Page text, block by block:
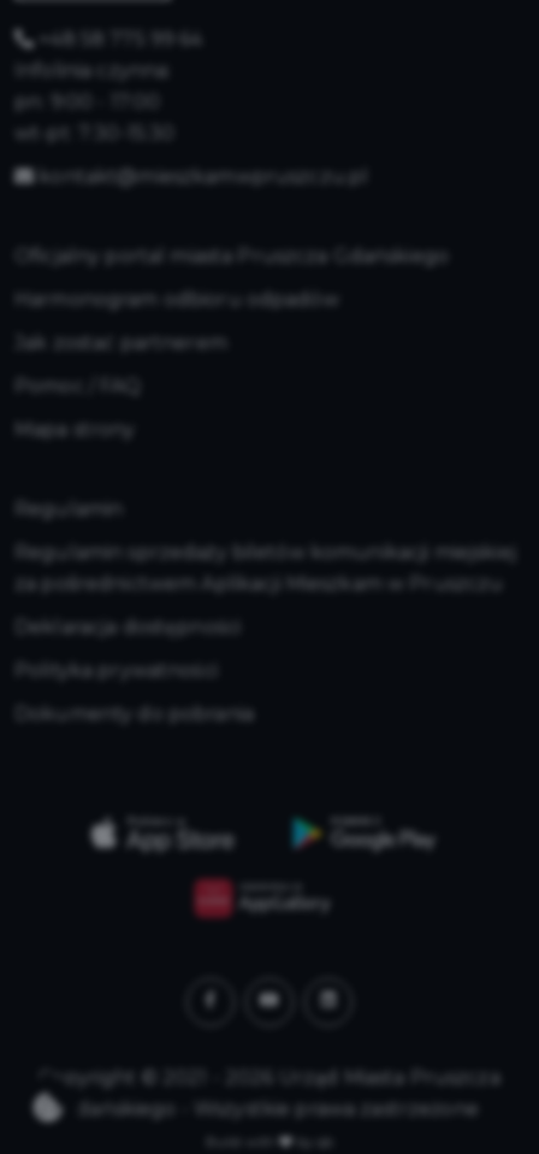
+48 58 775 99 64
Infolinia czynna:
kontakt@mieszkamwpruszczu.pl
Oficjalny portal miasta Pruszcza Gdańskiego
Harmonogram odbioru odpadów
Jak zostać partnerem
Mapa strony
Regulamin
Regulamin sprzedaży biletów komunikacji miejskiej
za pośrednictwem Aplikacji Mieszkam w Pruszczu
Deklaracja dostępności
Polityka prywatności
Dokumenty do pobrania
Copyright © 2021 - 2026 Urząd Miasta Pruszcza
Gdańskiego - Wszystkie prawa zastrzeżone